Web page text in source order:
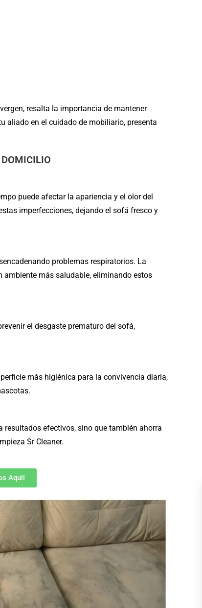
resalta la importancia de mantener
aliado en el cuidado de mobiliario, presenta
puede afectar la apariencia y el olor del
imperfecciones, dejando el sofá fresco y
problemas respiratorios. La
ambiente más saludable, eliminando estos
el desgaste prematuro del sofá,
más higiénica para la convivencia diaria,
efectivos, sino que también ahorra
Sr Cleaner.
Aqui!